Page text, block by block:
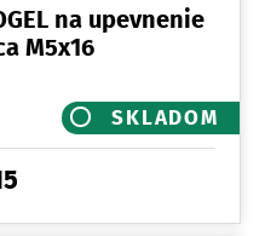
na upevnenie
M5x16
SKLADOM